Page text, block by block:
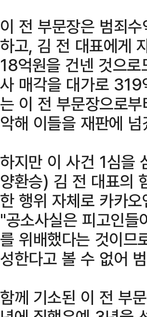
이 전 부문장은 범죄
하고, 김 전 대표에게
18억원을 건넨 것으
사 매각을 대가로 319
는 이 전 부문장으로
악해 이들을 재판에 넘
하지만 이 사건 1심을
양환승) 김 전 대표의
한 행위 자체로 카카
"공소사실은 피고인
를 위배했다는 것이므
성한다고 볼 수 없어
함께 기소된 이 전 부